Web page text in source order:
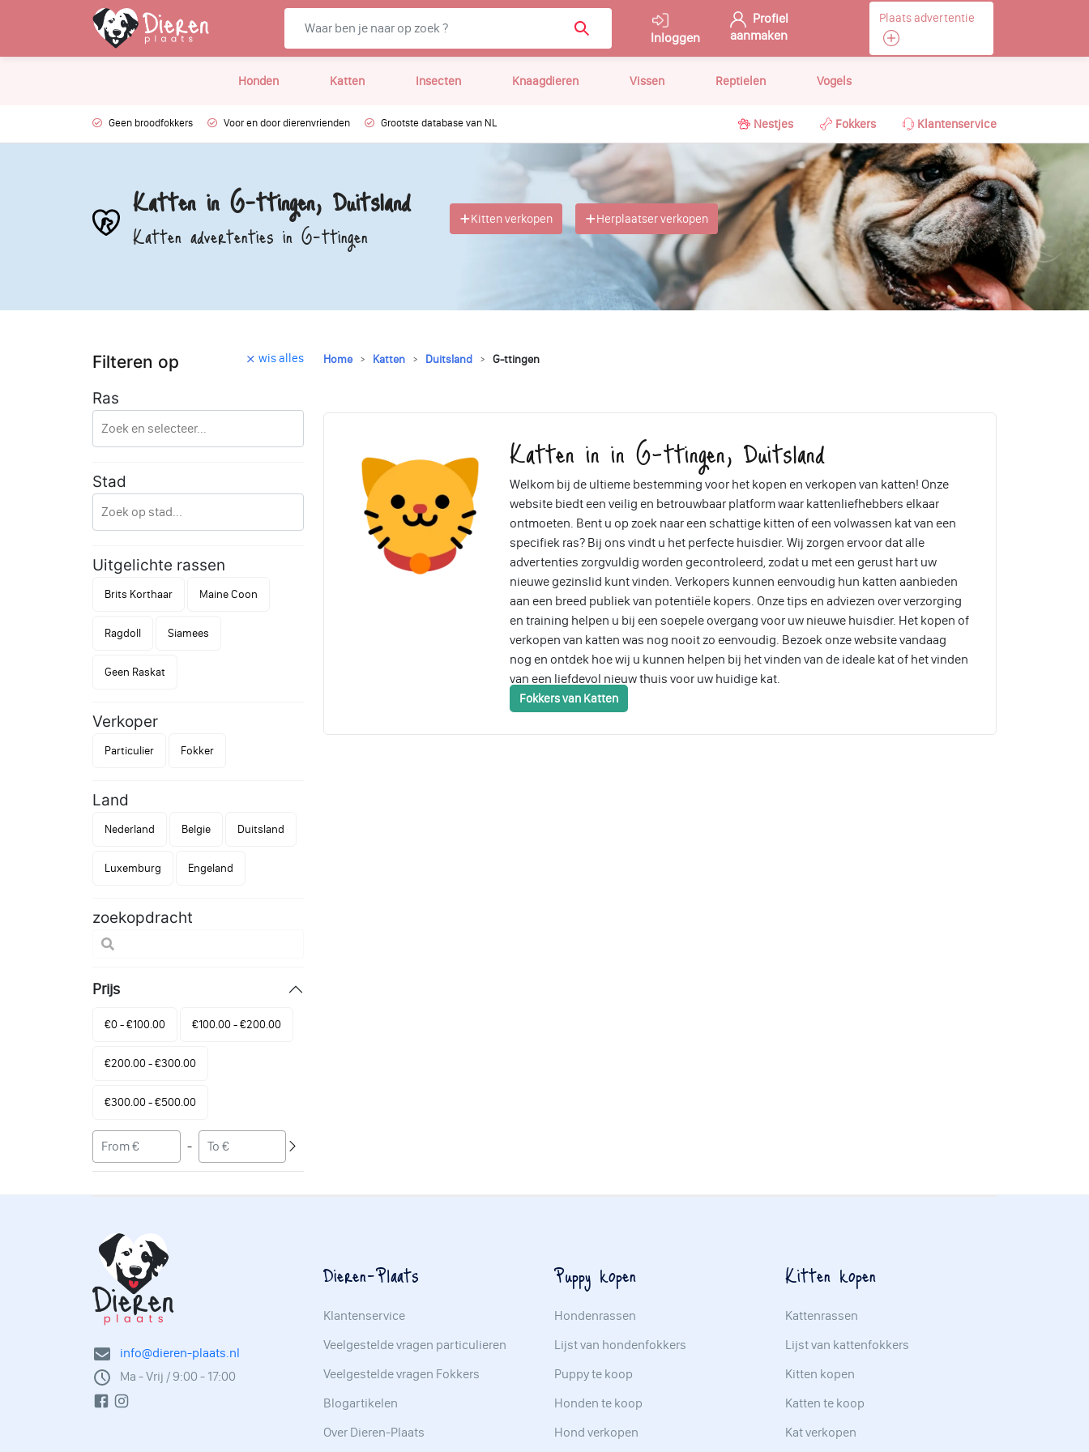
Inloggen
Profiel
aanmaken
Plaats advertentie
Honden Katten Insecten Knaagdieren Vissen Reptielen Vogels
Geen broodfokkers Voor en door dierenvrienden Grootste database van NL Nestjes Fokkers Klantenservice
Katten in G-ttingen, Duitsland
Katten advertenties in G-ttingen Kitten verkopen Herplaatser verkopen
Filteren op wis alles
Ras
Stad
Uitgelichte rassen
Brits Korthaar Maine Coon
Ragdoll Siamees
Geen Raskat
Verkoper
Particulier Fokker
Land
Nederland Belgie Duitsland
Luxemburg Engeland
zoekopdracht
Prijs
€0 - €100.00 €100.00 - €200.00
€200.00 - €300.00
€300.00 - €500.00
-
Home Katten Duitsland G-ttingen
Katten in in G-ttingen, Duitsland
Welkom bij de ultieme bestemming voor het kopen en verkopen van katten! Onze
website biedt een veilig en betrouwbaar platform waar kattenliefhebbers elkaar
ontmoeten. Bent u op zoek naar een schattige kitten of een volwassen kat van een
specifiek ras? Bij ons vindt u het perfecte huisdier. Wij zorgen ervoor dat alle
advertenties zorgvuldig worden gecontroleerd, zodat u met een gerust hart uw
nieuwe gezinslid kunt vinden. Verkopers kunnen eenvoudig hun katten aanbieden
aan een breed publiek van potentiële kopers. Onze tips en adviezen over verzorging
en training helpen u bij een soepele overgang voor uw nieuwe huisdier. Het kopen of
verkopen van katten was nog nooit zo eenvoudig. Bezoek onze website vandaag
nog en ontdek hoe wij u kunnen helpen bij het vinden van de ideale kat of het vinden
van een liefdevol nieuw thuis voor uw huidige kat.
Fokkers van Katten
info@dieren-plaats.nl
Ma - Vrij / 9:00 - 17:00
Dieren-Plaats
Klantenservice
Veelgestelde vragen particulieren
Veelgestelde vragen Fokkers
Blogartikelen
Over Dieren-Plaats
Puppy kopen
Hondenrassen
Lijst van hondenfokkers
Puppy te koop
Honden te koop
Hond verkopen
Kitten kopen
Kattenrassen
Lijst van kattenfokkers
Kitten kopen
Katten te koop
Kat verkopen